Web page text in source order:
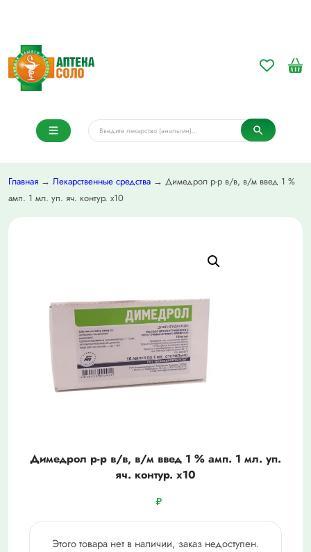
Главная → Лекарственные средства → Димедрол р-р в/в, в/м введ 1 %
амп. 1 мл. уп. яч. контур. х10
Димедрол р-р в/в, в/м введ 1 % амп. 1 мл. уп.
яч. контур. х10
₽
Этого товара нет в наличии, заказ недоступен.